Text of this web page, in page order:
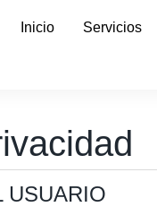
Inicio Servicios
USUARIO